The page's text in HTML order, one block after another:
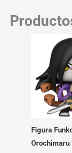
Figura
Orochimaru